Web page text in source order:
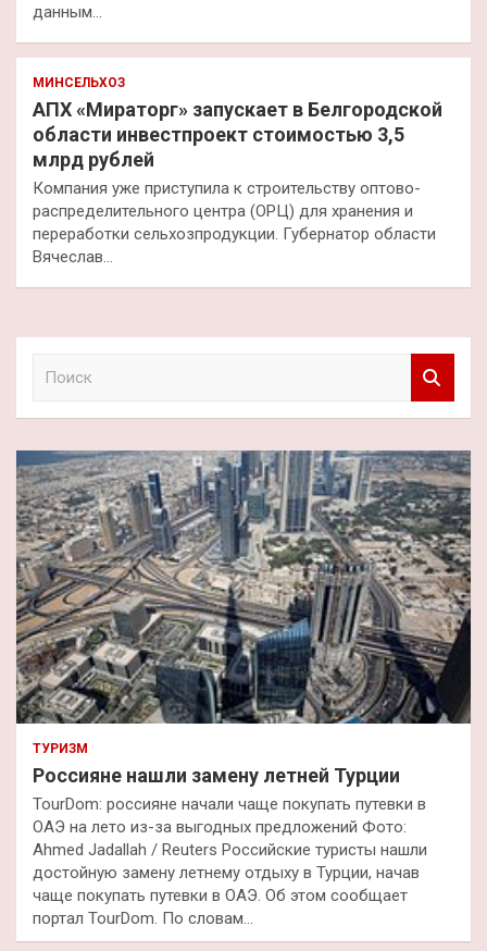
данным…
МИНСЕЛЬХОЗ
АПХ «Мираторг» запускает в Белгородской
области инвестпроект стоимостью 3,5
млрд рублей
Компания уже приступила к строительству оптово-
распределительного центра (ОРЦ) для хранения и
переработки сельхозпродукции. Губернатор области
Вячеслав…
к
ТУРИЗМ
Россияне нашли замену летней Турции
TourDom: россияне начали чаще покупать путевки в
ОАЭ на лето из-за выгодных предложений Фото:
Ahmed Jadallah / Reuters Российские туристы нашли
достойную замену летнему отдыху в Турции, начав
чаще покупать путевки в ОАЭ. Об этом сообщает
портал TourDom. По словам…